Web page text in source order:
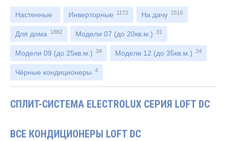
Настенные Инверторные 1172 На дачу 1516
Для дома 1882 Модели 07 (до 20кв.м.) 31
Модели 09 (до 25кв.м.) 34 Модели 12 (до 35кв.м.) 34
Чёрные кондиционеры 4
СПЛИТ-СИСТЕМА ELECTROLUX СЕРИЯ LOFT DC
ВСЕ КОНДИЦИОНЕРЫ LOFT DC